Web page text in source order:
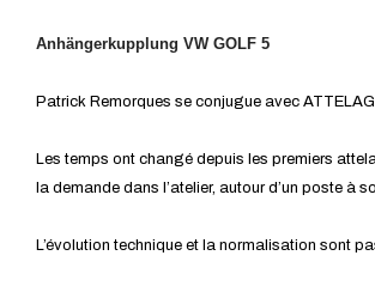
Anhängerkupplung VW GOLF 5
Patrick Remorques se conjugue avec
Les temps ont changé depuis les premiers
la demande dans l’atelier, autour d’un poste à
L’évolution technique et la normalisation sont